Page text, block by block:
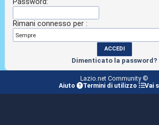
Rimani connesso per :
Dimenticato la password?
Lazio.net Community ©
Aiuto
Termini di utilizzo Vai